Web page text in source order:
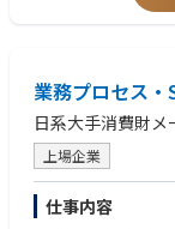
業務プロセス
日系大手消費財メ
上場企業
仕事内容